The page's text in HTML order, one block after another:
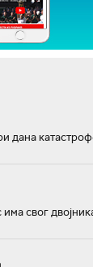
дана
свог